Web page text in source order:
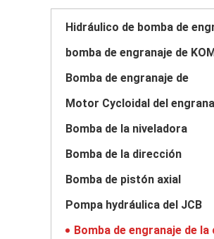
bomba de engranaje de
Bomba de engranaje de
Motor Cycloidal del
Bomba de la niveladora
Bomba de la dirección
Bomba de pistón axial
Pompa hydráulica del JCB